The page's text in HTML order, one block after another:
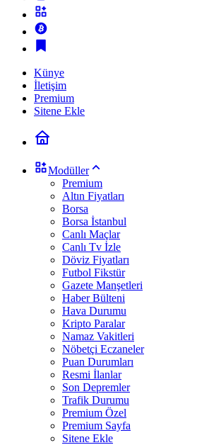
Künye
İletişim
Premium
Sitene Ekle
Modüller
Premium
Altın Fiyatları
Borsa
Borsa İstanbul
Canlı Maçlar
Canlı Tv İzle
Döviz Fiyatları
Futbol Fikstür
Gazete Manşetleri
Haber Bülteni
Hava Durumu
Kripto Paralar
Namaz Vakitleri
Nöbetçi Eczaneler
Puan Durumları
Resmi İlanlar
Son Depremler
Trafik Durumu
Premium Özel
Premium Sayfa
Sitene Ekle